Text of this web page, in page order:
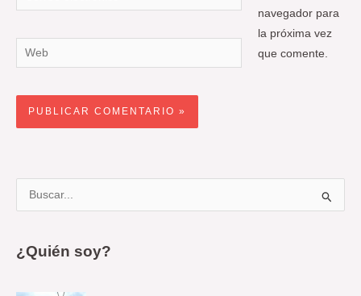
electrónico*
Web
navegador para
la próxima vez
que comente.
¿Quién soy?